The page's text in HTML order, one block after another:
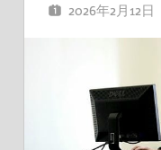
2026年2月12日